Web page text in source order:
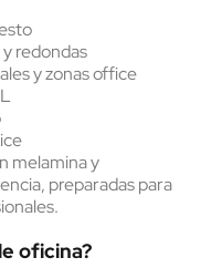
redondas
y zonas office
melamina y
preparadas para
oficina?